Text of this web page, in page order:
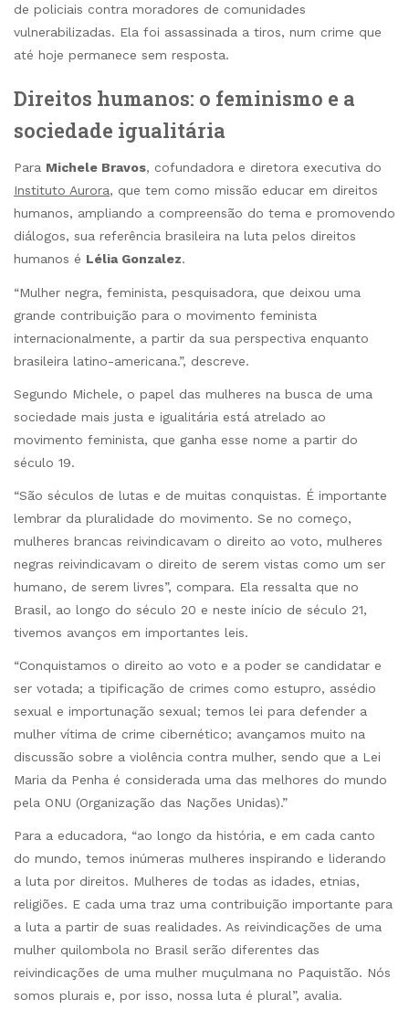
de policiais contra moradores de comunidades
vulnerabilizadas. Ela foi assassinada a tiros, num crime que
até hoje permanece sem resposta.
Direitos humanos: o feminismo e a
sociedade igualitária
Para Michele Bravos, cofundadora e diretora executiva do
Instituto Aurora, que tem como missão educar em direitos
humanos, ampliando a compreensão do tema e promovendo
diálogos, sua referência brasileira na luta pelos direitos
humanos é Lélia Gonzalez.
“Mulher negra, feminista, pesquisadora, que deixou uma
grande contribuição para o movimento feminista
internacionalmente, a partir da sua perspectiva enquanto
brasileira latino-americana.”, descreve.
Segundo Michele, o papel das mulheres na busca de uma
sociedade mais justa e igualitária está atrelado ao
movimento feminista, que ganha esse nome a partir do
século 19.
“São séculos de lutas e de muitas conquistas. É importante
lembrar da pluralidade do movimento. Se no começo,
mulheres brancas reivindicavam o direito ao voto, mulheres
negras reivindicavam o direito de serem vistas como um ser
humano, de serem livres”, compara. Ela ressalta que no
Brasil, ao longo do século 20 e neste início de século 21,
tivemos avanços em importantes leis.
“Conquistamos o direito ao voto e a poder se candidatar e
ser votada; a tipificação de crimes como estupro, assédio
sexual e importunação sexual; temos lei para defender a
mulher vítima de crime cibernético; avançamos muito na
discussão sobre a violência contra mulher, sendo que a Lei
Maria da Penha é considerada uma das melhores do mundo
pela ONU (Organização das Nações Unidas).”
Para a educadora, “ao longo da história, e em cada canto
do mundo, temos inúmeras mulheres inspirando e liderando
a luta por direitos. Mulheres de todas as idades, etnias,
religiões. E cada uma traz uma contribuição importante para
a luta a partir de suas realidades. As reivindicações de uma
mulher quilombola no Brasil serão diferentes das
reivindicações de uma mulher muçulmana no Paquistão. Nós
somos plurais e, por isso, nossa luta é plural”, avalia.